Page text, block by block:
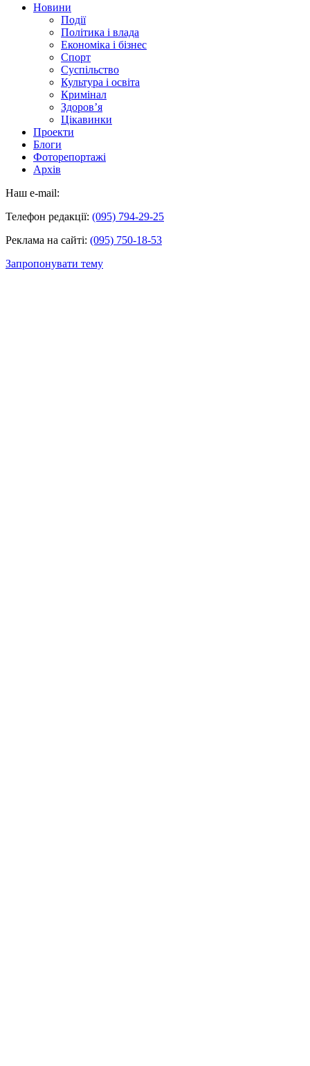
Новини
Події
Політика і влада
Економіка і бізнес
Спорт
Суспільство
Культура і освіта
Кримінал
Здоров’я
Цікавинки
Проекти
Блоги
Фоторепортажі
Архів
Наш e-mail:
Телефон редакції: (095) 794-29-25
Реклама на сайті: (095) 750-18-53
Запропонувати тему